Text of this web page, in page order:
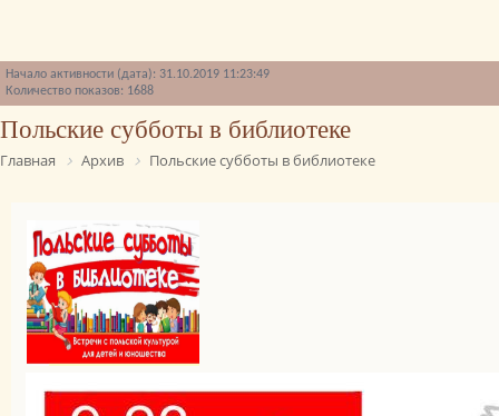
Начало активности (дата): 31.10.2019 11:23:49
Количество показов: 1688
Польские субботы в библиотеке
Главная Архив Польские субботы в библиотеке